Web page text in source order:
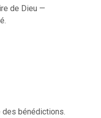
de Dieu —
des bénédictions.